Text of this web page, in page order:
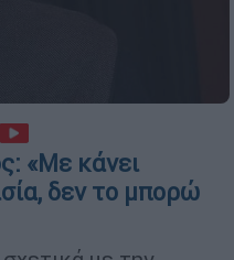
«Με κάνει
δεν το μπορώ